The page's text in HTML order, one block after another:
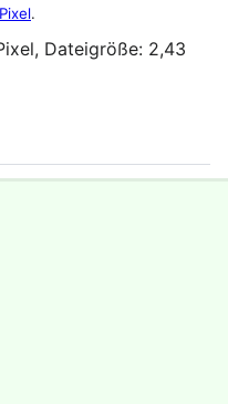
.
Dateigröße: 2,43